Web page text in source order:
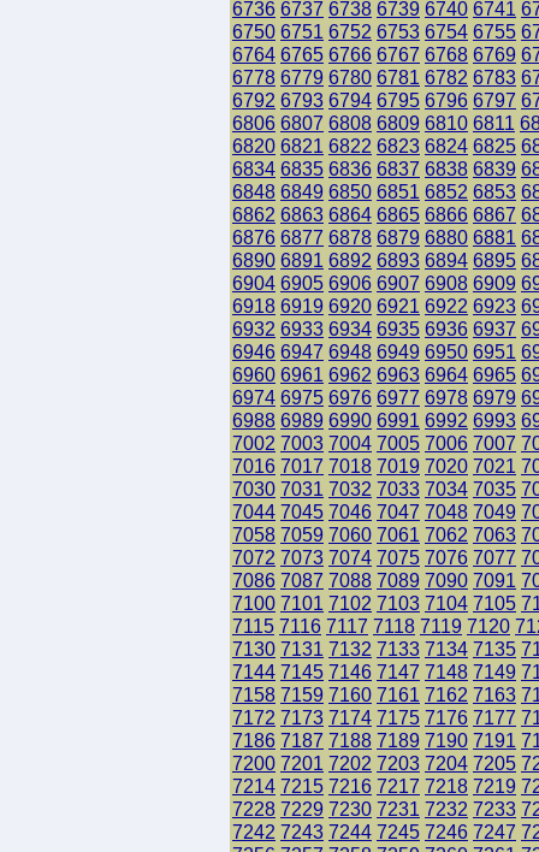
6736 6737 6738 6739 6740 6741
6750 6751 6752 6753 6754 6755
6764 6765 6766 6767 6768 6769
6778 6779 6780 6781 6782 6783
6792 6793 6794 6795 6796 6797
6806 6807 6808 6809 6810 6811
6820 6821 6822 6823 6824 6825
6834 6835 6836 6837 6838 6839
6848 6849 6850 6851 6852 6853
6862 6863 6864 6865 6866 6867
6876 6877 6878 6879 6880 6881
6890 6891 6892 6893 6894 6895
6904 6905 6906 6907 6908 6909
6918 6919 6920 6921 6922 6923
6932 6933 6934 6935 6936 6937
6946 6947 6948 6949 6950 6951
6960 6961 6962 6963 6964 6965
6974 6975 6976 6977 6978 6979
6988 6989 6990 6991 6992 6993
7002 7003 7004 7005 7006 7007
7016 7017 7018 7019 7020 7021
7030 7031 7032 7033 7034 7035
7044 7045 7046 7047 7048 7049
7058 7059 7060 7061 7062 7063
7072 7073 7074 7075 7076 7077
7086 7087 7088 7089 7090 7091
7100 7101 7102 7103 7104 7105
7115 7116 7117 7118 7119 7120
7130 7131 7132 7133 7134 7135
7144 7145 7146 7147 7148 7149
7158 7159 7160 7161 7162 7163
7172 7173 7174 7175 7176 7177
7186 7187 7188 7189 7190 7191
7200 7201 7202 7203 7204 7205
7214 7215 7216 7217 7218 7219
7228 7229 7230 7231 7232 7233
7242 7243 7244 7245 7246 7247